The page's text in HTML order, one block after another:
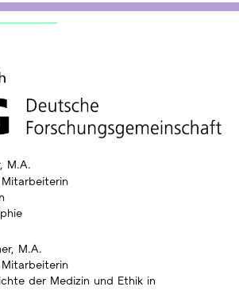
M.A.
M.A.
der Medizin und Ethik in